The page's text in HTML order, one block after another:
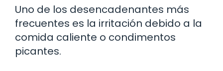
Uno de los desencadenantes más
frecuentes es la irritación debido a la
comida caliente o condimentos
picantes.